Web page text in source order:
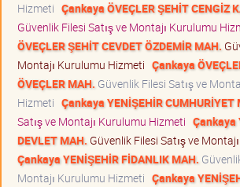
Hizmeti Çankaya ÖVEÇLER ŞEHİT CENGİZ
Güvenlik Filesi Satış ve Montajı Kurulumu
ÖVEÇLER ŞEHİT CEVDET ÖZDEMİR MAH.
Montajı Kurulumu Hizmeti Çankaya
ÖVEÇLER MAH. Güvenlik Filesi Satış ve
Hizmeti Çankaya YENİŞEHİR CUMHURİYET
Satış ve Montajı Kurulumu Hizmeti Çankaya
DEVLET MAH. Güvenlik Filesi Satış ve
Çankaya YENİŞEHİR FİDANLIK MAH.
Montajı Kurulumu Hizmeti Çankaya